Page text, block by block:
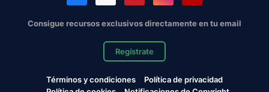
Consigue recursos exclusivos directamente en tu email
Regístrate
Términos y condiciones
Política de privacidad